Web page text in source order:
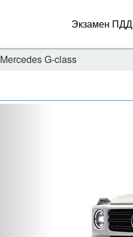
Экзамен ПДД
Mercedes G-class